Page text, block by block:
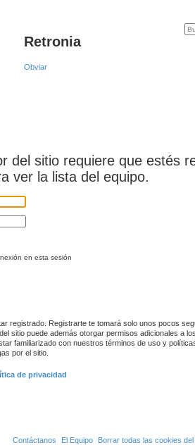
Retronia
Obviar
del sitio requiere que estés
ver la lista del equipo.
en esta sesión
registrado. Registrarte te tomará solo unos pocos
sitio puede además otorgar permisos adicionales a
familiarizado con nuestros términos de uso y
por el sitio.
de privacidad
Borrar todas las cookies del
El Equipo
Contáctanos